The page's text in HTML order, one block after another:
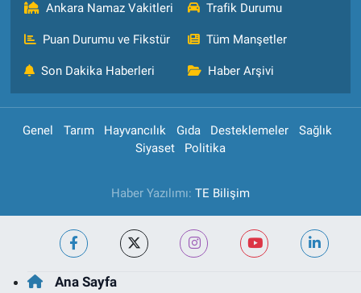
Ankara Namaz Vakitleri Trafik Durumu
Puan Durumu ve Fikstür Tüm Manşetler
Son Dakika Haberleri Haber Arşivi
Genel Tarım Hayvancılık Gıda Desteklemeler
Sağlık
Siyaset
Politika
Haber Yazılımı: TE Bilişim
Ana Sayfa